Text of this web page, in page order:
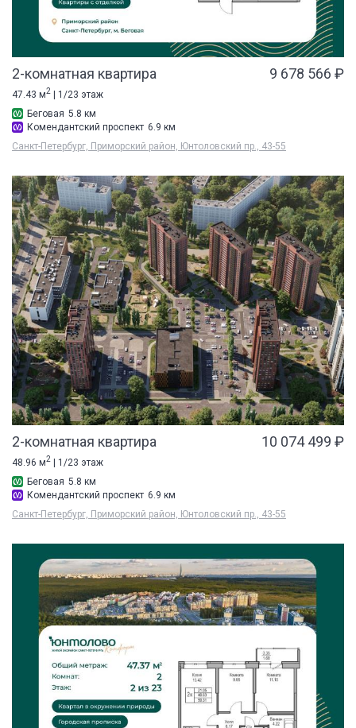
2-комнатная квартира 9 678 566 ₽
47.43 м2
| 1/23 этаж
Беговая 5.8 км
Комендантский проспект 6.9 км
Санкт-Петербург, Приморский район, Юнтоловский пр., 43-55
2-комнатная квартира 10 074 499 ₽
48.96 м2 | 1/23 этаж
Беговая 5.8 км
Комендантский проспект 6.9 км
Санкт-Петербург, Приморский район, Юнтоловский пр., 43-55